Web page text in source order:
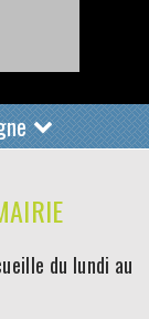
du lundi au